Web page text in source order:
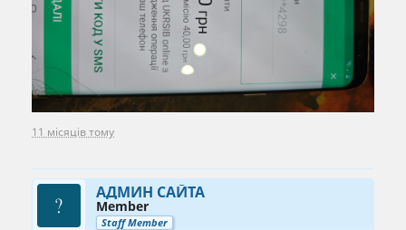
11 місяців тому
АДМИН САЙТА
Member
Staff Member